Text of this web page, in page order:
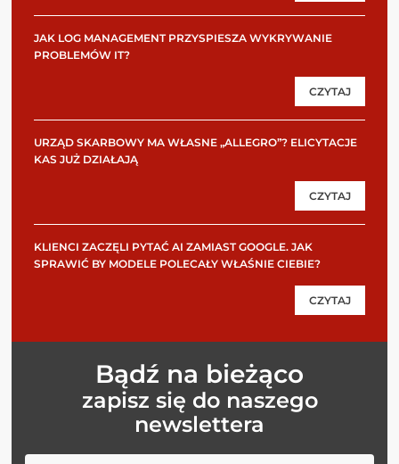
JAK LOG MANAGEMENT PRZYSPIESZA WYKRYWANIE
PROBLEMÓW IT?
CZYTAJ
URZĄD SKARBOWY MA WŁASNE „ALLEGRO”? ELICYTACJE
KAS JUŻ DZIAŁAJĄ
CZYTAJ
KLIENCI ZACZĘLI PYTAĆ AI ZAMIAST GOOGLE. JAK
SPRAWIĆ BY MODELE POLECAŁY WŁAŚNIE CIEBIE?
CZYTAJ
Bądź na bieżąco
zapisz się do naszego
newslettera